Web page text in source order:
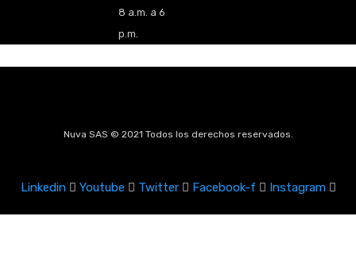
8 a.m. a 6
p.m.
Nuva SAS © 2021 Todos los derechos reservados.
Linkedin Youtube Twitter Facebook-f Instagram